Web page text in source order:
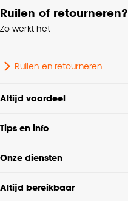
Ruilen of retourneren?
Zo werkt het
Ruilen en retourneren
Altijd voordeel
Tips en info
Onze diensten
Altijd bereikbaar